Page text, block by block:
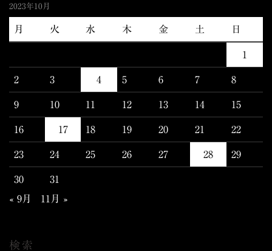
2023年10月
月 火 水 木 金 土 日
1
2 3 4 5 6 7 8
9 10 11 12 13 14 15
16 17 18 19 20 21 22
23 24 25 26 27 28 29
30
31
« 9月
11月 »
検索